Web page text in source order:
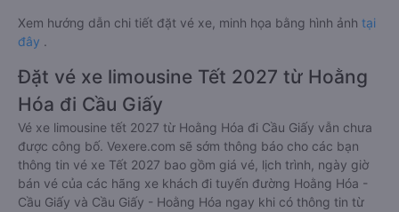
Xem hướng dẫn chi tiết đặt vé xe, minh họa bằng hình ảnh tại
đây .
Đặt vé xe limousine Tết 2027 từ Hoằng
Hóa đi Cầu Giấy
Vé xe limousine tết 2027 từ Hoằng Hóa đi Cầu Giấy vẫn chưa
được công bố. Vexere.com sẽ sớm thông báo cho các bạn
thông tin vé xe Tết 2027 bao gồm giá vé, lịch trình, ngày giờ
bán vé của các hãng xe khách đi tuyến đường Hoằng Hóa -
Cầu Giấy và Cầu Giấy - Hoằng Hóa ngay khi có thông tin từ